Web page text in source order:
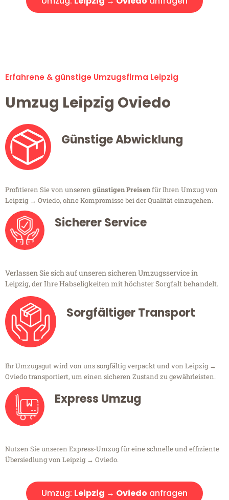
Erfahrene & günstige Umzugsfirma Leipzig
Umzug Leipzig Oviedo
Günstige Abwicklung
Profitieren Sie von unseren günstigen Preisenfür Ihren Umzug von
Leipzig → Oviedo, ohne Kompromisse bei der Qualität einzugehen.
Sicherer Service
Verlassen Sie sich auf unseren sicheren Umzugsservice in
Leipzig, der Ihre Habseligkeiten mit höchster Sorgfalt behandelt.
Sorgfältiger Transport
Ihr Umzugsgut wird von uns sorgfältig verpackt und von Leipzig →
Oviedo transportiert, um einen sicheren Zustand zu gewährleisten.
Express Umzug
Nutzen Sie unseren Express-Umzug für eine schnelle und effiziente
Übersiedlung von Leipzig → Oviedo.
Umzug: Leipzig → Oviedo anfragen